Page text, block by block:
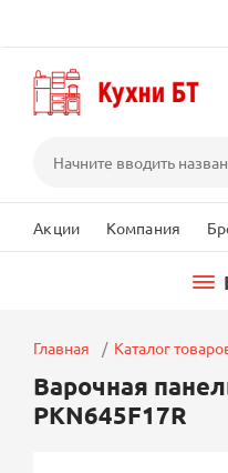
Акции Компания
Главная Каталог
Варочная
PKN645F17R